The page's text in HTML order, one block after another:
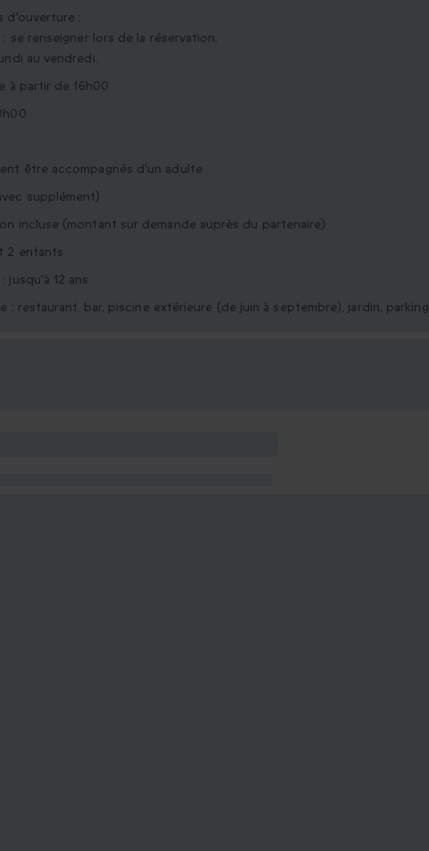
d'ouverture :
se renseigner lors de la réservation.
au vendredi.
à partir de 16h00
être accompagnés d'un adulte
supplément)
incluse (montant sur demande auprès du partenaire)
2 enfants
jusqu'à 12 ans
: restaurant, bar, piscine extérieure (de juin à septembre), jardin, parking